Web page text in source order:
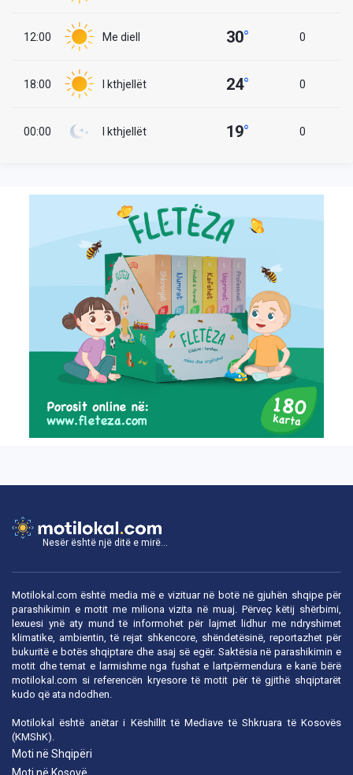
12:00 Me diell 30° 0
18:00 I kthjellët 24° 0
00:00 I kthjellët 19° 0
Nesër është një ditë e mirë...
Motilokal.com është media më e vizituar në botë në gjuhën shqipe për
parashikimin e motit me miliona vizita në muaj. Përveç këtij shërbimi,
lexuesi ynë aty mund të informohet për lajmet lidhur me ndryshimet
klimatike, ambientin, të rejat shkencore, shëndetësinë, reportazhet për
bukuritë e botës shqiptare dhe asaj së egër. Saktësia në parashikimin e
motit dhe temat e larmishme nga fushat e lartpërmendura e kanë bërë
motilokal.com si referencën kryesore të motit për të gjithë shqiptarët
kudo që ata ndodhen.
Motilokal është anëtar i Këshillit të Mediave të Shkruara të Kosovës
(KMShK).
Moti në Shqipëri